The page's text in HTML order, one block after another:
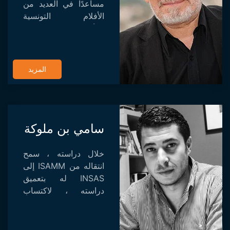
مساعدًا في العديد من
الأفلام التونسية
التونسية. بدأت مسيرته
بفيلم ريح السد ال...
المزيد
سامي بن ملوكة
خلال دراسته ، سمح
انتقاله من ISAMM إلى
INSAS له بتعميق
دراسته ، لاكتساب